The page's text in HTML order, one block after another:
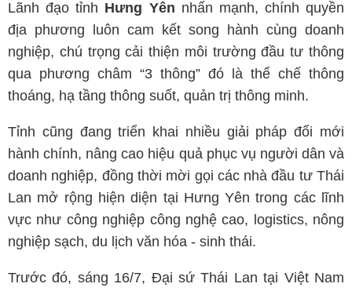
Lãnh đạo tỉnh Hưng Yên nhấn mạnh, chính quyền
địa phương luôn cam kết song hành cùng doanh
nghiệp, chú trọng cải thiện môi trường đầu tư thông
qua phương châm “3 thông” đó là thể chế thông
thoáng, hạ tầng thông suốt, quản trị thông minh.
Tỉnh cũng đang triển khai nhiều giải pháp đổi mới
hành chính, nâng cao hiệu quả phục vụ người dân và
doanh nghiệp, đồng thời mời gọi các nhà đầu tư Thái
Lan mở rộng hiện diện tại Hưng Yên trong các lĩnh
vực như công nghiệp công nghệ cao, logistics, nông
nghiệp sạch, du lịch văn hóa - sinh thái.
Trước đó, sáng 16/7, Đại sứ Thái Lan tại Việt Nam